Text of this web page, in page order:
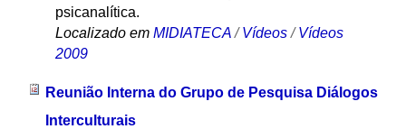
psicanalítica.
Localizado em MIDIATECA /Vídeos /Vídeos
2009
Reunião Interna do Grupo de Pesquisa Diálogos
Interculturais